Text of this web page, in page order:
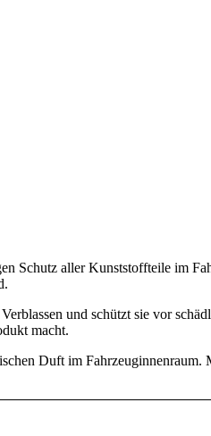
Schutz aller Kunststoffteile im
und schützt sie vor
macht.
Duft im Fahrzeuginnenraum.